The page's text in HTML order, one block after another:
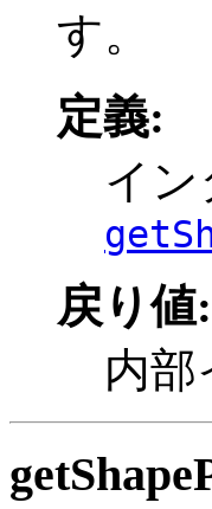
す。
定義:
イン
戻り値:
内